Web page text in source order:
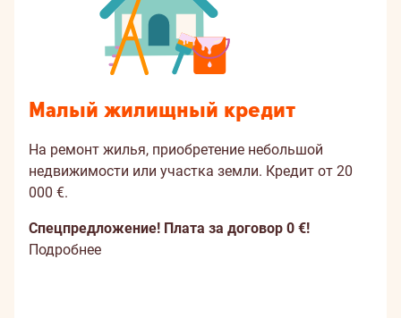
Малый жилищный кредит
На ремонт жилья, приобретение небольшой
недвижимости или участка земли. Кредит от 20
000 €.
Спецпредложение! Плата за договор 0 €!
Подробнее